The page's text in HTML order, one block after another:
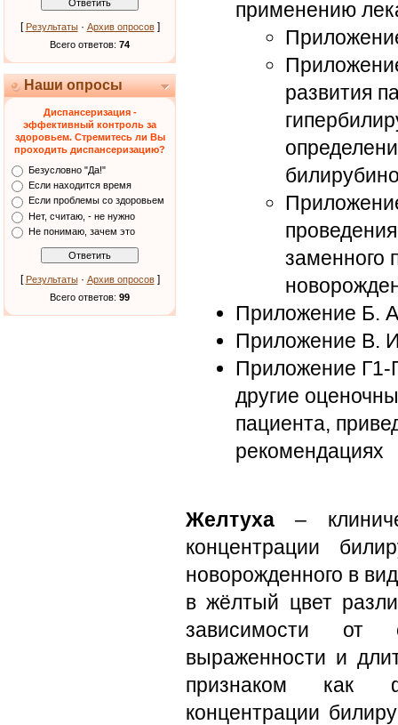
[ Результаты· Архив опросов]
Всего ответов: 74
Наши опросы
Диспансеризация -
эффективный контроль за
здоровьем. Стремитесь ли Вы
проходить диспансеризацию?
Безусловно "Да!"
Если находится время
Если проблемы со здоровьем
Нет, считаю, - не нужно
Не понимаю, зачем это
[ Результаты· Архив опросов]
Всего ответов: 99
применению
развития
заменного
Приложение Б.
Приложение В.
Приложение Г1-
другие
пациента,
рекомендациях
Желтуха –
концентрации
новорожденного в
в жёлтый цвет
зависимости от
выраженности и
признаком как
концентрации